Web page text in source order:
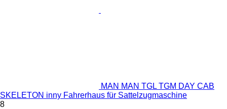
MAN MAN TGL TGM DAY CAB
SKELETON inny Fahrerhaus für Sattelzugmaschine
8